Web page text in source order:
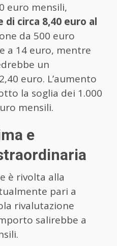
euro mensili,
circa 8,40 euro al
da 500 euro
a 14 euro, mentre
un
euro. L’aumento
la soglia dei 1.000
mensili.
e
è rivolta alla
pari a
rivalutazione
salirebbe a